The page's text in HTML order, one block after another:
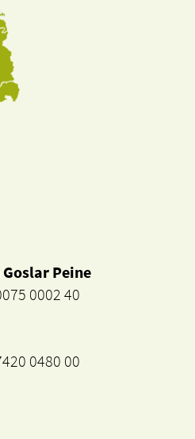
Peine
0002 40
0480 00